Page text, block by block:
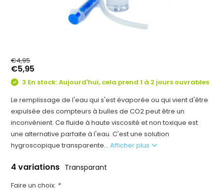
€4,95
€5,95
3 En stock: Aujourd'hui, cela prend 1 à 2 jours ouvrables
Le remplissage de l'eau qui s'est évaporée ou qui vient d'être
expulsée des compteurs à bulles de CO2 peut être un
inconvénient. Ce fluide à haute viscosité et non toxique est
une alternative parfaite à l'eau. C'est une solution
hygroscopique transparente...Afficher plus
4 variations Transparant
Faire un choix: *